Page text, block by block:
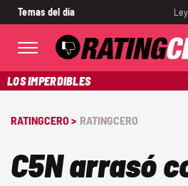
Temas del día
LOS IMPERDIBLES
RATINGCERO > RATINGCERO
C5N arrasó